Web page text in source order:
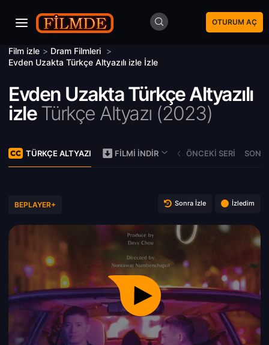
OTURUM AÇ
Film izle > Dram Filmleri >
Evden Uzakta Türkçe Altyazılı izle İzle
Evden Uzakta Türkçe Altyazılı
izleTürkçe Altyazı (2023)
TÜRKÇE ALTYAZI FILMI İNDIR ÖNCEKI SERI
BEPLAYER+ Sonra İzle İzledim